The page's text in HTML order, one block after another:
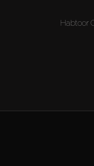
Habtoor